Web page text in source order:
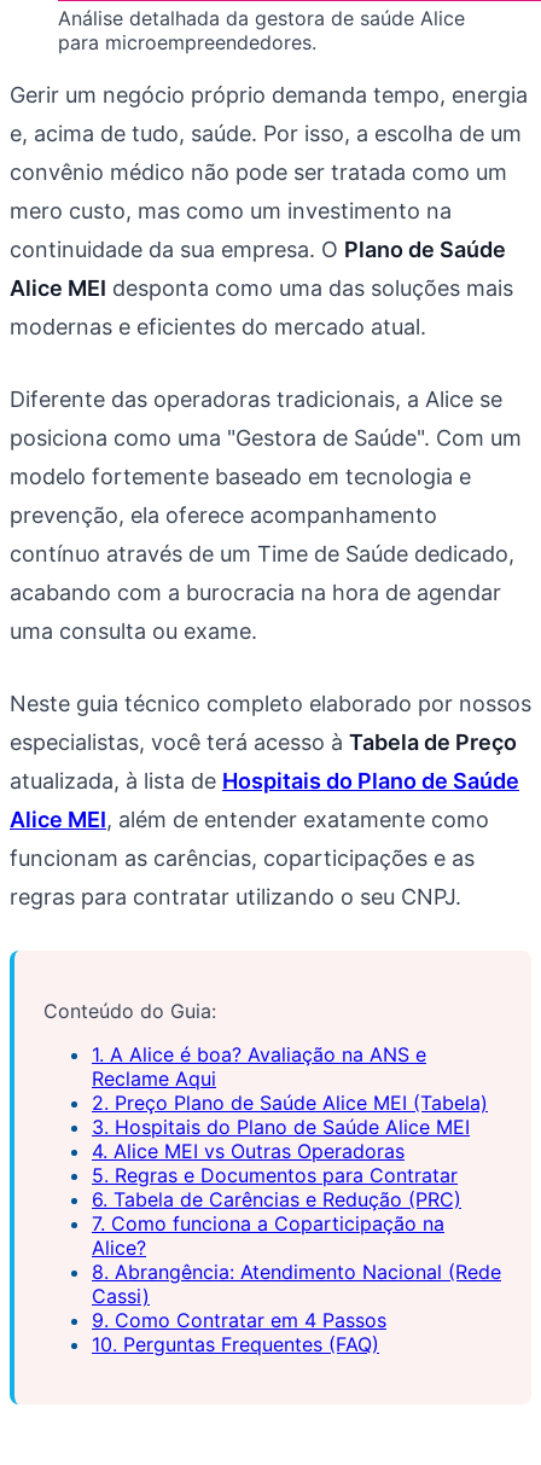
Análise detalhada da gestora de saúde Alice
para microempreendedores.
Gerir um negócio próprio demanda tempo, energia
e, acima de tudo, saúde. Por isso, a escolha de um
convênio médico não pode ser tratada como um
mero custo, mas como um investimento na
continuidade da sua empresa. O Plano de Saúde
Alice MEI desponta como uma das soluções mais
modernas e eficientes do mercado atual.
Diferente das operadoras tradicionais, a Alice se
posiciona como uma "Gestora de Saúde". Com um
modelo fortemente baseado em tecnologia e
prevenção, ela oferece acompanhamento
contínuo através de um Time de Saúde dedicado,
acabando com a burocracia na hora de agendar
uma consulta ou exame.
Neste guia técnico completo elaborado por nossos
especialistas, você terá acesso à Tabela de Preço
atualizada, à lista de Hospitais do Plano de Saúde
Alice MEI, além de entender exatamente como
funcionam as carências, coparticipações e as
regras para contratar utilizando o seu CNPJ.
Conteúdo do Guia:
1. A Alice é boa? Avaliação na ANS e
Reclame Aqui
2. Preço Plano de Saúde Alice MEI (Tabela)
3. Hospitais do Plano de Saúde Alice MEI
4. Alice MEI vs Outras Operadoras
5. Regras e Documentos para Contratar
6. Tabela de Carências e Redução (PRC)
7. Como funciona a Coparticipação na
Alice?
8. Abrangência: Atendimento Nacional (Rede
Cassi)
9. Como Contratar em 4 Passos
10. Perguntas Frequentes (FAQ)